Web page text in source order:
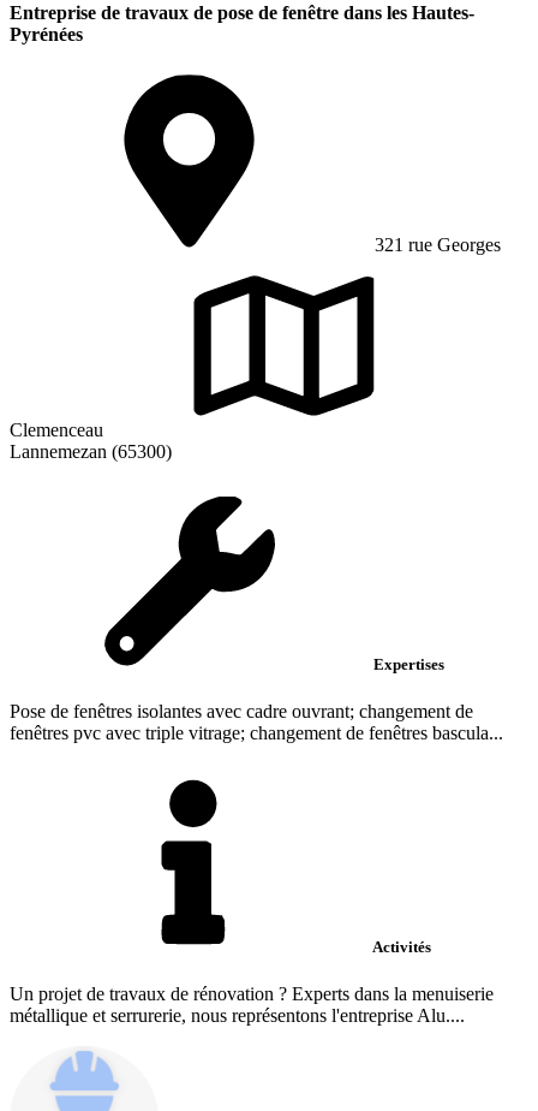
Entreprise de travaux de pose de fenêtre dans les Hautes-
Pyrénées
321 rue Georges
Clemenceau
Lannemezan (65300)
Expertises
Pose de fenêtres isolantes avec cadre ouvrant; changement de
fenêtres pvc avec triple vitrage; changement de fenêtres bascula...
Activités
Un projet de travaux de rénovation ? Experts dans la menuiserie
métallique et serrurerie, nous représentons l'entreprise Alu....